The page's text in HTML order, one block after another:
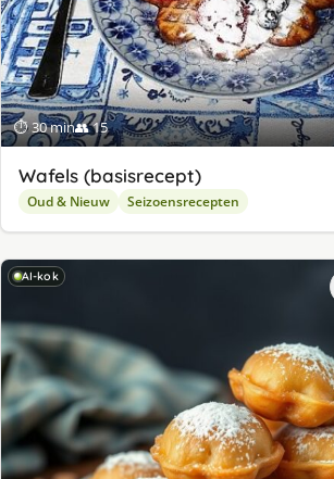
⏱ 30 min👥 15
Wafels (basisrecept)
Oud & Nieuw Seizoensrecepten
AI-kok